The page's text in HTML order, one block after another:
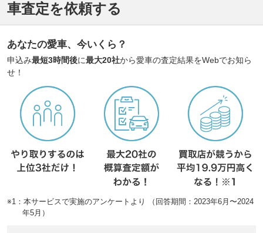
車査定を依頼する
あなたの愛車、今いくら？
申込み最短3時間後に最大20社から愛車の査定結果をWebでお知ら
せ！
※1：本サービスで実施のアンケートより （回答期間：2023年6月〜2024
年5月）